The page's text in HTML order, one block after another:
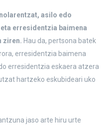
asilo edo
erresidentzia baimena
ziren. Hau da, pertsona batek
erresidentzia baimena
erresidentzia eskaera atzera
hartzeko eskubideari uko
jaso arte hiru urte